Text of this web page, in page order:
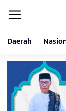
Daerah